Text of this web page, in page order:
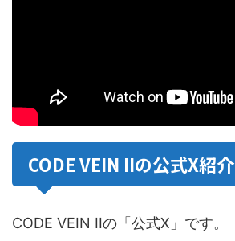
CODE VEIN IIの公式X紹介
CODE VEIN IIの「公式X」です。